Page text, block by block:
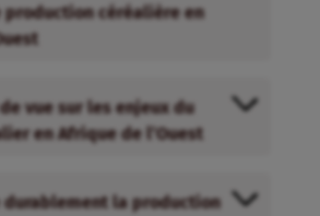
céréalière en
vue sur les enjeux du
en Afrique de l’Ouest
durablement la production